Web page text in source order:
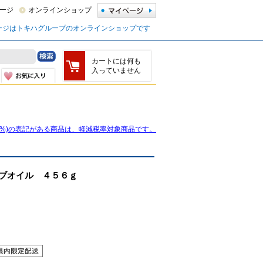
ジ オンラインショップ
ジはトキハグループのオンラインショップです
カートには何も
入っていません
の表記がある商品は、軽減税率対象商品です。
オイル ４５６ｇ